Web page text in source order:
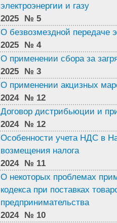
электроэнергии и газу
2025 № 5
О безвозмездной передаче
2025 № 4
О применении сбора за
2025 № 3
О применении акцизных
2024 № 12
Договор дистрибьюции и
2024 № 12
Особенности учета НДС в
возмещения налога
2024 № 11
О некоторых проблемах
кодекса при поставках
предпринимательства
2024 № 10